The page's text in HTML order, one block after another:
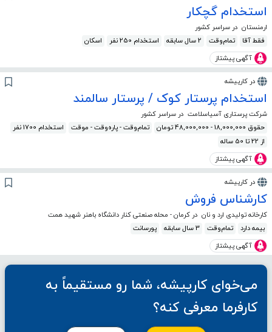
استخدام گچکار
ارمنستان در سراسر کشور
فقط آقا
تمام‌وقت 2 سال سابقه استخدام 250 نفر
اسکان
آگهی پیشتاز
در کارپیشه
استخدام پرستار کوک / پرستار سالمند
شرکت پرستاری آسیاسلامت در سراسر کشور
حقوق 18,000,000 - 48,000,000 تومان
تمام‌وقت - پاره‌وقت - موقت
استخدام 1700 نفر
از 22 تا 50 ساله
آگهی پیشتاز
در کارپیشه
کارشناس فروش
کارخانه تولیدی ارد و نان در کرمان - محله صنعتی کنار دانشگاه باهنر شهید همت
بیمه دارد
تمام‌وقت 3 سال سابقه
پورسانت
آگهی پیشتاز
می‌خوای کارپیشه، شما رو مستقیماً به
کارفرما معرفی کنه؟